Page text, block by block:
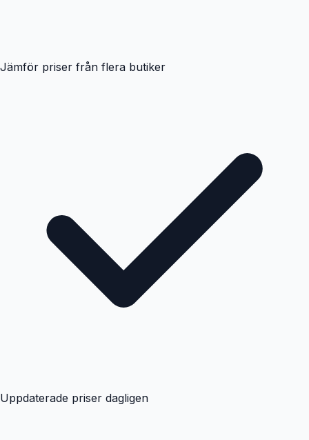
Jämför priser från flera butiker
Uppdaterade priser dagligen